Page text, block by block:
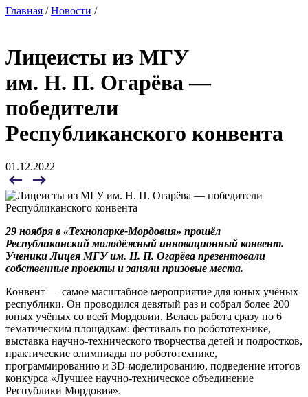
Главная /Новости /
Лицеисты из МГУ
им. Н. П. Огарёва —
победители
Республиканского конвента
01.12.2022
29 ноября в «Технопарке-Мордовия» прошёл
Республиканский молодёжный инновационный конвент.
Ученики Лицея МГУ им. Н. П. Огарёва презентовали
собственные проекты и заняли призовые места.
Конвент — самое масштабное мероприятие для юных учёных
республики. Он проводился девятый раз и собрал более 200
юных учёных со всей Мордовии. Велась работа сразу по 6
тематическим площадкам: фестиваль по робототехнике,
выставка научно-технического творчества детей и подростков,
практические олимпиады по робототехнике,
программированию и 3D-моделированию, подведение итогов
конкурса «Лучшее научно-техническое объединение
Республики Мордовия».